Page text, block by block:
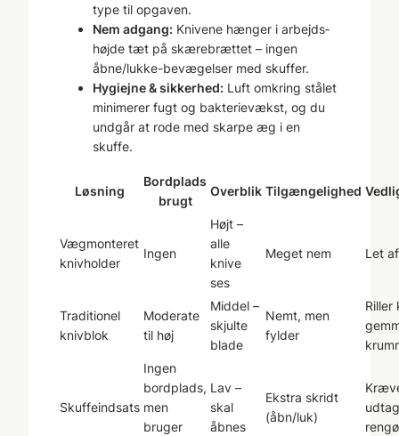
type til opgaven.
Nem adgang: Knivene hænger i arbejds­
højde tæt på skærebrættet – ingen
åbne/lukke-bevægelser med skuffer.
Hygiejne & sikkerhed: Luft omkring stålet
minimerer fugt og bakterie­vækst, og du
undgår at rode med skarpe æg i en
skuffe.
Løsning
Bordplads
brugt
Overblik Tilgængelighed
Vægmonteret
knivholder
Ingen
Højt –
alle
knive
ses
Meget nem Let
Traditionel
knivblok
Moderate
til høj
Middel –
skjulte
blade
Nemt, men
fylder
Riller
Skuffeindsats
Ingen
bordplads,
men
bruger
Lav –
skal
åbnes
Ekstra skridt
(åbn/luk)